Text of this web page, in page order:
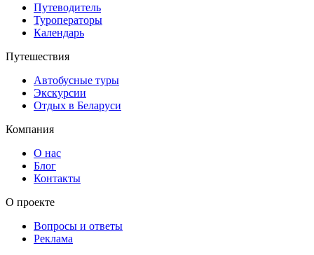
Путеводитель
Туроператоры
Календарь
Путешествия
Автобусные туры
Экскурсии
Отдых в Беларуси
Компания
О нас
Блог
Контакты
О проекте
Вопросы и ответы
Реклама